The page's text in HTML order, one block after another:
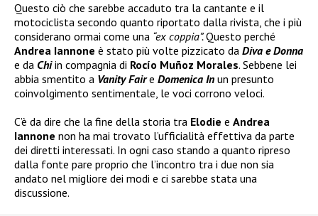
Questo ciò che sarebbe accaduto tra la cantante e il
motociclista secondo quanto riportato dalla rivista, che i più
considerano ormai come una “ex coppia”.Questo perché
Andrea Iannone è stato più volte pizzicato da Diva e Donna
e da Chiin compagnia di Rocío Muñoz Morales. Sebbene lei
abbia smentito a Vanity Faire Domenica In un presunto
coinvolgimento sentimentale, le voci corrono veloci.
C’è da dire che la fine della storia tra Elodie e Andrea
Iannone non ha mai trovato l’ufficialità effettiva da parte
dei diretti interessati. In ogni caso stando a quanto ripreso
dalla fonte pare proprio che l’incontro tra i due non sia
andato nel migliore dei modi e ci sarebbe stata una
discussione.